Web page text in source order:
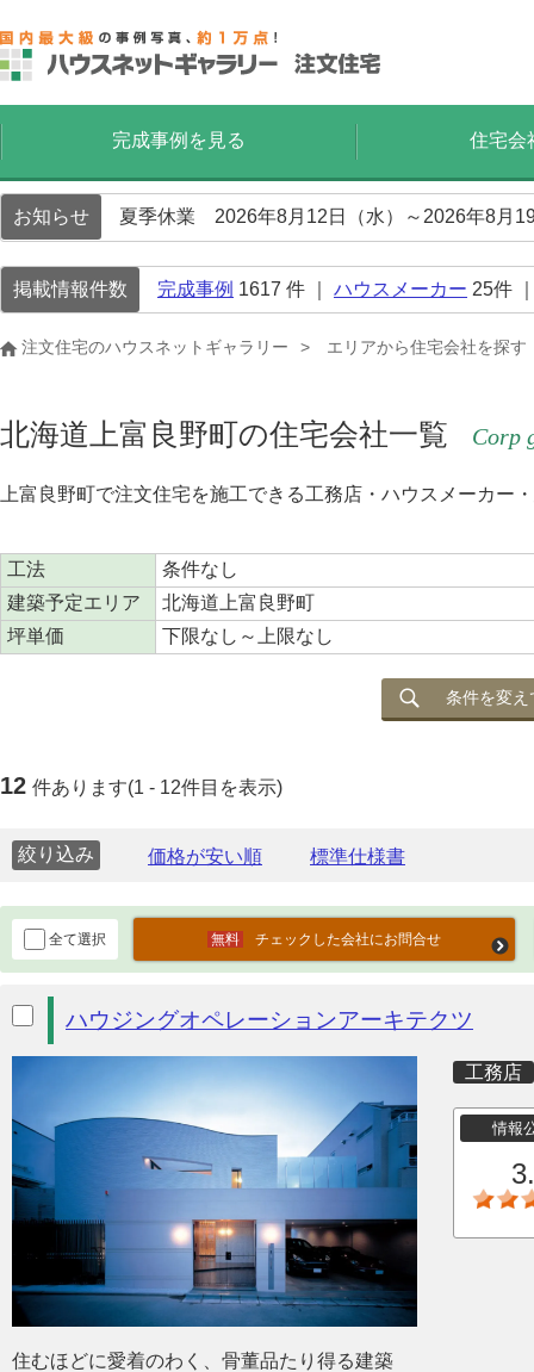
完成事例を見る 住宅会
お知らせ 夏季休業 2026年8月12日（水）～2026年8月
掲載情報件数 完成事例 1617 件 ｜ ハウスメーカー 25件
注文住宅のハウスネットギャラリー エリアから住宅会社を探す
北海道上富良野町の住宅会社一覧 Corp
上富良野町で注文住宅を施工できる工務店・ハウスメーカ
工法
条件なし
建築予定エリア
北海道上富良野町
坪単価
下限なし～上限なし
条件を変え
12 件あります(1 - 12件目を表示)
絞り込み
全て選択 チェックした会社にお問合せ
ハウジングオペレーションアーキテクツ
工務店
情報
住むほどに愛着のわく、骨董品たり得る建築